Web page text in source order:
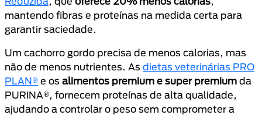
mantendo fibras e proteínas na medida certa para
garantir saciedade.
Um cachorro gordo precisa de menos calorias, mas
não de menos nutrientes. As dietas veterinárias PRO
PLAN® e os alimentos premium e super premium da
PURINA®, fornecem proteínas de alta qualidade,
ajudando a controlar o peso sem comprometer a